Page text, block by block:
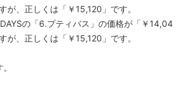
が、正しくは「￥15,120」です。
の「6.プティバス」の価格が「￥14,04
が、正しくは「￥15,120」です。